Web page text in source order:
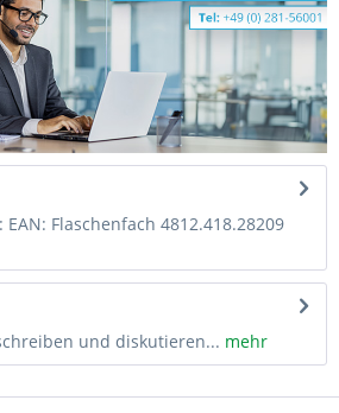
Flaschenfach 4812.418.28209
und diskutieren... mehr